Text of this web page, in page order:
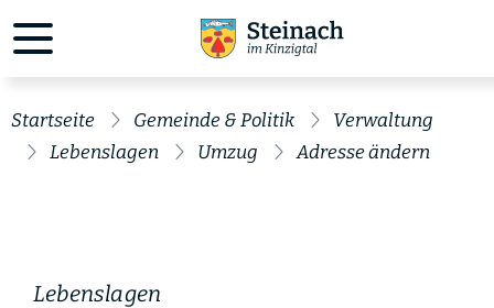
Startseite Gemeinde & Politik
Verwaltung
Lebenslagen
Umzug Adresse ändern
Lebenslagen